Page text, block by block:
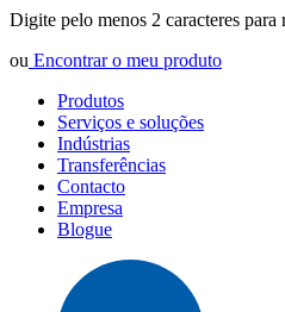
Digite pelo menos 2 caracteres para
ou Encontrar o meu produto
Produtos
Serviços e soluções
Indústrias
Transferências
Contacto
Empresa
Blogue